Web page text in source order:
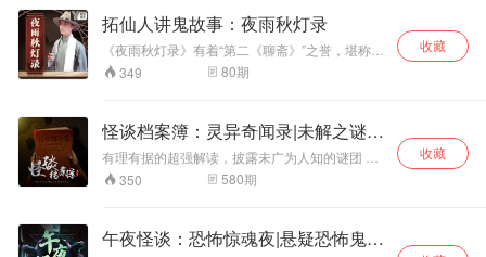
井：古宅枯井里为何传来灵异哭声？ 灵异加油
站：无人车辆将驶向何方？ 高质量的恐怖故事，
开始像一片平静的湖水，隐约透露着不安，却又
毫无破绽。直到泛起丝丝涟漪，在恐惧中等待着
难以预料的事情发生，层层递进，真相才慢慢浮
拓仙人讲鬼故事：夜雨秋灯录
《夜雨秋灯录》有着“第二《聊斋》”之誉，堪称清
代文言小说的压卷之作。本张专辑一共分为八
卷，内容包括民间世代流传、影响深远的灵异怪
奇，建议白天收听，晚上听了甚是可怕！ 在听故
事的同时引爆你的想象力。用的是中国人思维，
讲述那些神怪鬼狐，在悠闲的时光中，品一杯
茶，听拓仙人全新的经典之作，聊发怀古的幽思
也是一种极大的精神享受
349 80期
收藏
怪谈档案簿：灵异奇闻录|未解之谜|
悬疑
有理有据的超强解读，披露未广为人知的谜团 聚
焦全球猎奇档案，让埋在阴霾下的真相拨云见日
人死了真的能复生吗？真的有鬼怪附身吗？这样
伴随着时代的进步，也让我们在有限的生命中发
现了更多认知以外的未解之谜，了解到很多疑题
350 580期
收藏
午夜怪谈：恐怖惊魂夜|悬疑恐怖鬼怪